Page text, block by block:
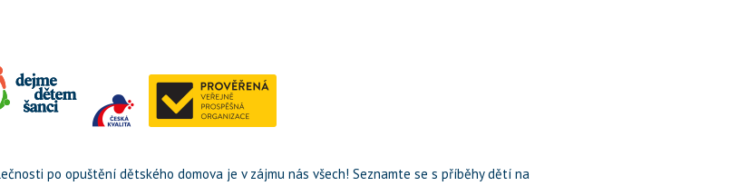
po opuštění dětského domova je v zájmu nás všech! Seznamte se s příběhy dětí na